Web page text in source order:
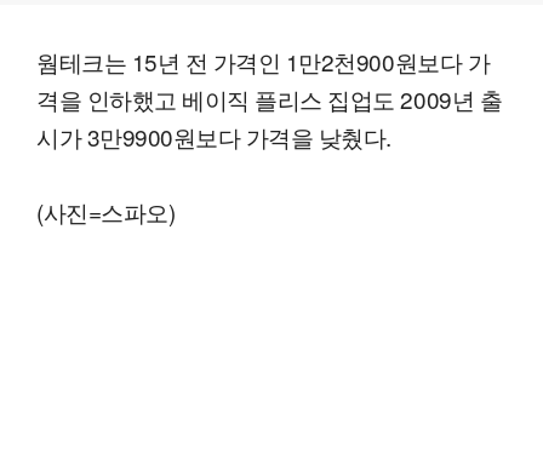
웜테크는 15년 전 가격인 1만2천900원보다 가
격을 인하했고 베이직 플리스 집업도 2009년 출
시가 3만9900원보다 가격을 낮췄다.
(사진=스파오)